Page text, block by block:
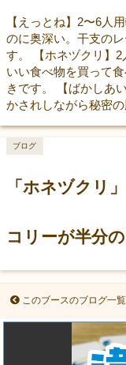
【えっとね】2〜6人
のに奥深い。干支の
す。 【ホネヅクリ】
いい食べ物を買って
きです。 【ばかしあ
かされしながら秘密の
「ホネヅクリ
コリーが半分の
ブログ
このブースのブログ一